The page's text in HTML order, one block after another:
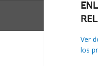
Ver
los